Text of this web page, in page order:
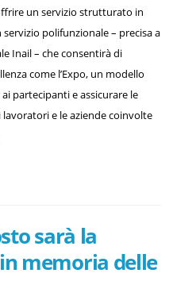
un servizio strutturato in
servizio polifunzionale – precisa a
Inail – che consentirà di
come l’Expo, un modello
partecipanti e assicurare le
e le aziende coinvolte
sarà la
memoria delle